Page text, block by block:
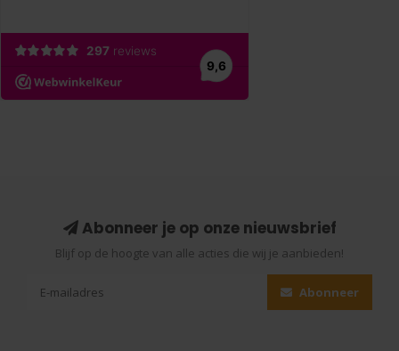
Abonneer je op onze nieuwsbrief
Blijf op de hoogte van alle acties die wij je aanbieden!
Abonneer